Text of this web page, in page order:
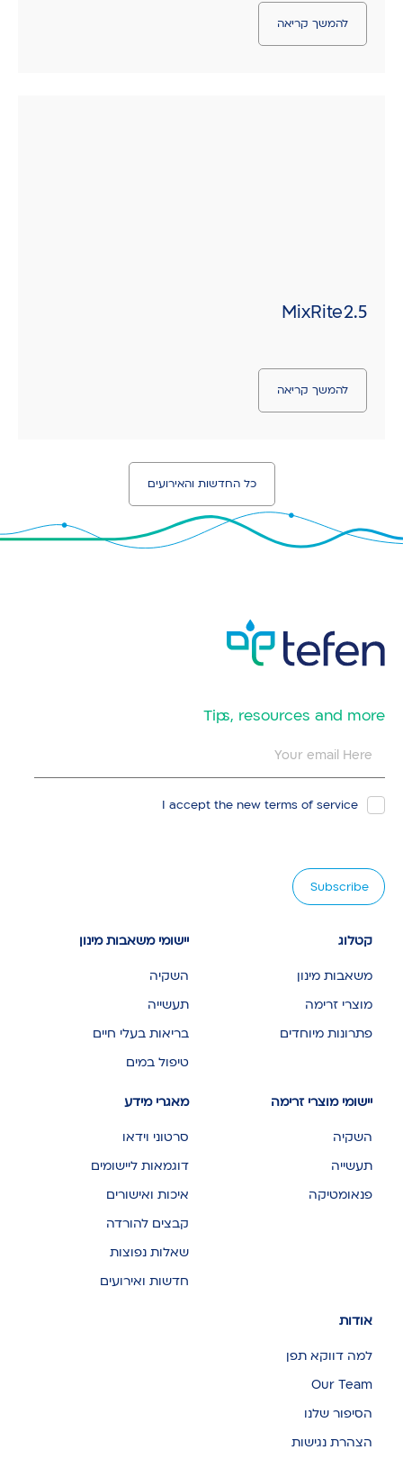
להמשך קריאה
MixRite 2.5
להמשך קריאה
כל החדשות והאירועים
​Tips, resources and more
I accept the new terms of service
קטלוג
משאבות מינון
מוצרי זרימה
פתרונות מיוחדים
יישומי משאבות מינון
השקיה
תעשייה
בריאות בעלי חיים
טיפול במים
יישומי מוצרי זרימה
השקיה
תעשייה
פנאומטיקה
מאגרי מידע
סרטוני וידאו
דוגמאות ליישומים
איכות ואישורים
קבצים להורדה
שאלות נפוצות
חדשות ואירועים
אודות
למה דווקא תפן
Our Team
הסיפור שלנו
הצהרת נגישות